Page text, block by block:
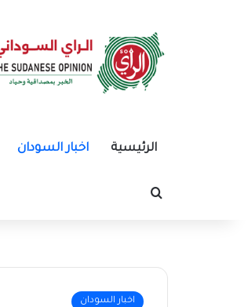
الرئيسية اخبار السودان
بحث عن
اخبار السودان